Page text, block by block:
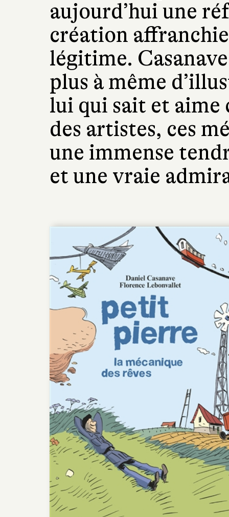
aujourd’hui une
création
légitime.
plus à même
lui qui sait et aime
des artistes, ces
une immense
et une vraie